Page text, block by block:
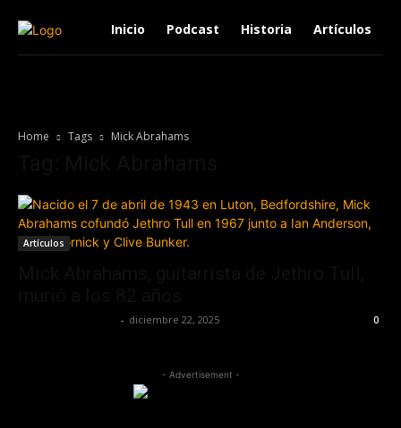
Inicio Podcast Historia Artículos
Home Tags Mick Abrahams
Artículos
- diciembre 22, 2025 0
- Advertisement -